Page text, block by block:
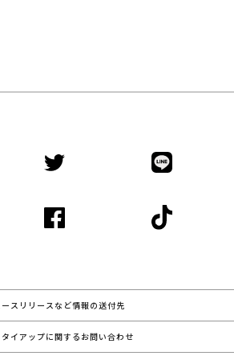
ースリリースなど情報の送付先
イアップに関するお問い合わせ